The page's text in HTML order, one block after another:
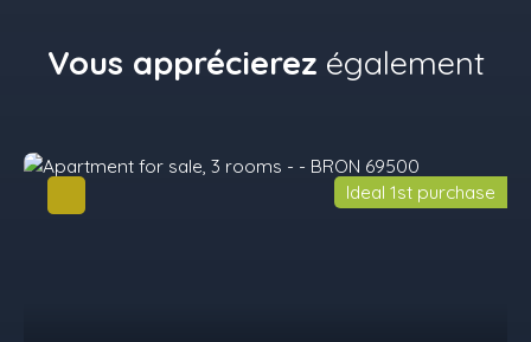
Vous apprécierez également
Ideal 1st purchase